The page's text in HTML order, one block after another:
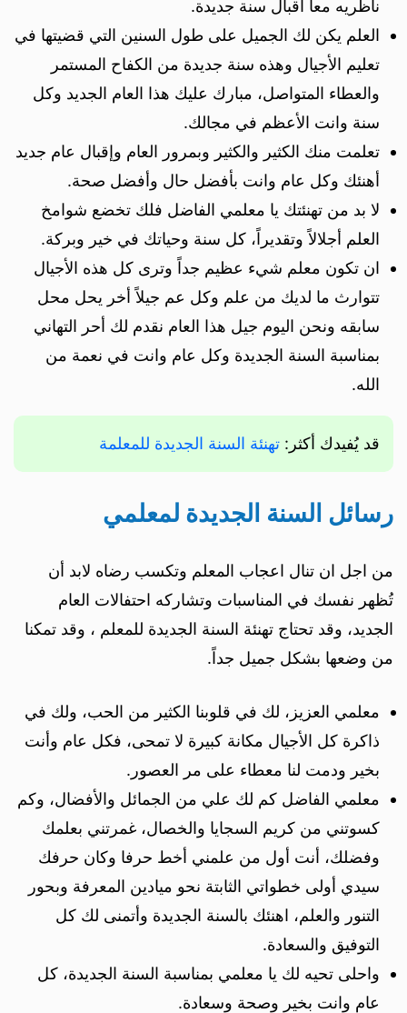
ناظريه معا أقبال سنة جديدة.
العلم يكن لك الجميل على طول السنين التي قضيتها في
تعليم الأجيال وهذه سنة جديدة من الكفاح المستمر
والعطاء المتواصل، مبارك عليك هذا العام الجديد وكل
سنة وانت الأعظم في مجالك.
تعلمت منك الكثير والكثير وبمرور العام وإقبال عام جديد
أهنئك وكل عام وانت بأفضل حال وأفضل صحة.
لا بد من تهنئتك يا معلمي الفاضل فلك تخضع شوامخ
العلم أجلالاً وتقديراً، كل سنة وحياتك في خير وبركة.
ان تكون معلم شيء عظيم جداً وترى كل هذه الأجيال
تتوارث ما لديك من علم وكل عم جيلاً أخر يحل محل
سابقه ونحن اليوم جيل هذا العام نقدم لك أحر التهاني
بمناسبة السنة الجديدة وكل عام وانت في نعمة من
الله.
قد يُفيدك أكثر: تهنئة السنة الجديدة للمعلمة
رسائل السنة الجديدة لمعلمي
من اجل ان تنال اعجاب المعلم وتكسب رضاه لابد أن
تُظهر نفسك في المناسبات وتشاركه احتفالات العام
الجديد، وقد تحتاج تهنئة السنة الجديدة للمعلم ، وقد تمكنا
من وضعها بشكل جميل جداً.
معلمي العزيز، لك في قلوبنا الكثير من الحب، ولك في
ذاكرة كل الأجيال مكانة كبيرة لا تمحى، فكل عام وأنت
بخير ودمت لنا معطاء على مر العصور.
معلمي الفاضل كم لك علي من الجمائل والأفضال، وكم
كسوتني من كريم السجايا والخصال، غمرتني بعلمك
وفضلك، أنت أول من علمني أخط حرفا وكان حرفك
سيدي أولى خطواتي الثابتة نحو ميادين المعرفة وبحور
التنور والعلم، اهنئك بالسنة الجديدة وأتمنى لك كل
التوفيق والسعادة.
واحلى تحيه لك يا معلمي بمناسبة السنة الجديدة، كل
عام وانت بخير وصحة وسعادة.